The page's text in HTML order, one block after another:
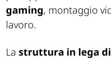
gaming, montaggio
lavoro.
La struttura in lega